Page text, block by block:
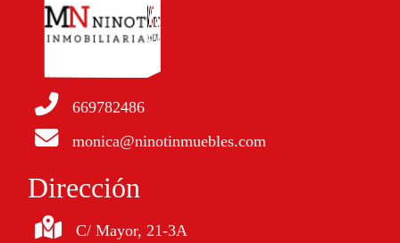
669782486
monica@ninotinmuebles.com
Dirección
C/ Mayor, 21-3A